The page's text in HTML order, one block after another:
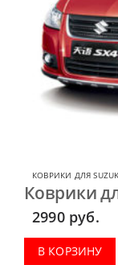
КОВРИКИ ДЛЯ
Коврики
2990 руб.
В КОРЗИНУ